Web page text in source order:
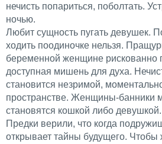
нечисть попариться, поболтать.
ночью.
Любит сущность пугать девушек.
ходить поодиночке нельзя.
беременной женщине рискованно
доступная мишень для духа.
становится незримой,
пространстве. Женщины-банники
становятся кошкой либо девушкой.
Предки верили, что когда
открывает тайны будущего. Чтобы